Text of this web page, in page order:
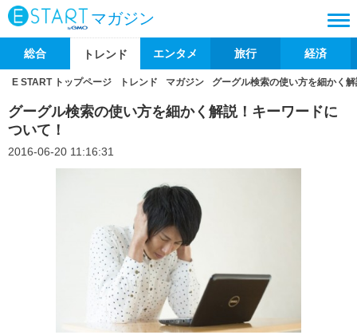
マガジン
総合 トレンド エンタメ 旅行 経済
E START トップページ トレンド マガジン グーグル検索の使い方を細かく
グーグル検索の使い方を細かく解説！キーワードに
ついて！
2016-06-20 11:16:31